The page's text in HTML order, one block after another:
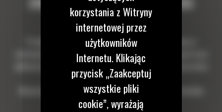
PRACY
Przykładowe wykorzystanie głowicy uchylno-obrotowej w
codziennej pracy operatorów minikoparek. Od precyzyjnych prac
wykończeniowych po zadania wymagające większej elastyczności
osprzętu.
Materiały pochodzą z publicznie dostępnych kanałów YouTube
użytkowników sprzętu.
korzystania z Witryny
internetowej przez
użytkowników
Internetu. Klikając
przycisk „Zaakceptuj
wszystkie pliki
cookie”, wyrażają